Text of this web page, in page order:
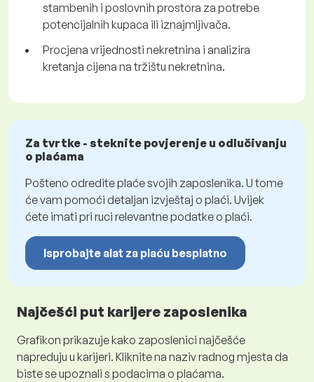
stambenih i poslovnih prostora za potrebe
potencijalnih kupaca ili iznajmljivača.
Procjena vrijednosti nekretnina i analizira
kretanja cijena na tržištu nekretnina.
Za tvrtke - steknite povjerenje u odlučivanju
o plaćama
Pošteno odredite plaće svojih zaposlenika. U tome
će vam pomoći detaljan izvještaj o plaći. Uvijek
ćete imati pri ruci relevantne podatke o plaći.
Isprobajte alat za plaću besplatno
Najčešći put karijere zaposlenika
Grafikon prikazuje kako zaposlenici najčešće
napreduju u karijeri. Kliknite na naziv radnog mjesta da
biste se upoznali s podacima o plaćama.